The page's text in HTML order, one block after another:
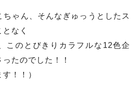
ゃん、そんなぎゅっうとしたス
なく
このとびきりカラフルな12色企
たのでした！！
！！）